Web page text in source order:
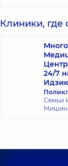
Клиники, где
24/7
Семьи